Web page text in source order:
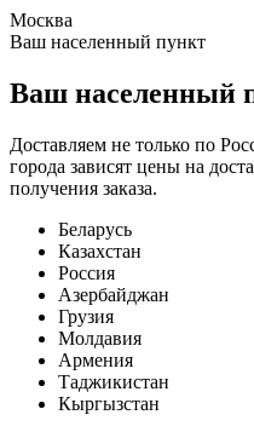
Москва
Ваш населенный пункт
Ваш населенный
Доставляем не только по
города зависят цены на
получения заказа.
Беларусь
Казахстан
Россия
Азербайджан
Грузия
Молдавия
Армения
Таджикистан
Кыргызстан